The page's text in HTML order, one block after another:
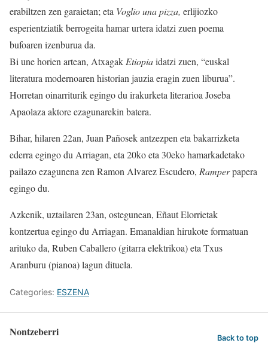
erabiltzen zen garaietan; eta Voglio una pizza, erlijiozko
esperientziatik berrogeita hamar urtera idatzi zuen poema
bufoaren izenburua da.
Bi une horien artean, AtxagakEtiopiaidatzi zuen, “euskal
literatura modernoaren historian jauzia eragin zuen liburua”.
Horretan oinarriturik egingo du irakurketa literarioa Joseba
Apaolaza aktore ezagunarekin batera.
Bihar, hilaren 22an, Juan Pañosek antzezpen eta bakarrizketa
ederra egingo du Arriagan, eta 20ko eta 30eko hamarkadetako
pailazo ezagunena zen Ramon Alvarez Escudero, Ramperpapera
egingo du.
Azkenik, uztailaren 23an, ostegunean, Eñaut Elorrietak
kontzertua egingo du Arriagan. Emanaldian hirukote formatuan
arituko da, Ruben Caballero (gitarra elektrikoa) eta Txus
Aranburu (pianoa) lagun dituela.
Categories: ESZENA
Nontzeberri Back to top